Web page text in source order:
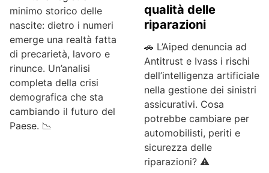
minimo storico delle
nascite: dietro i numeri
emerge una realtà fatta
di precarietà, lavoro e
rinunce. Un’analisi
completa della crisi
demografica che sta
cambiando il futuro del
Paese. 📉
qualità delle
riparazioni
🚗 L’Aiped denuncia ad
Antitrust e Ivass i rischi
dell’intelligenza artificiale
nella gestione dei sinistri
assicurativi. Cosa
potrebbe cambiare per
automobilisti, periti e
sicurezza delle
riparazioni? ⚠️